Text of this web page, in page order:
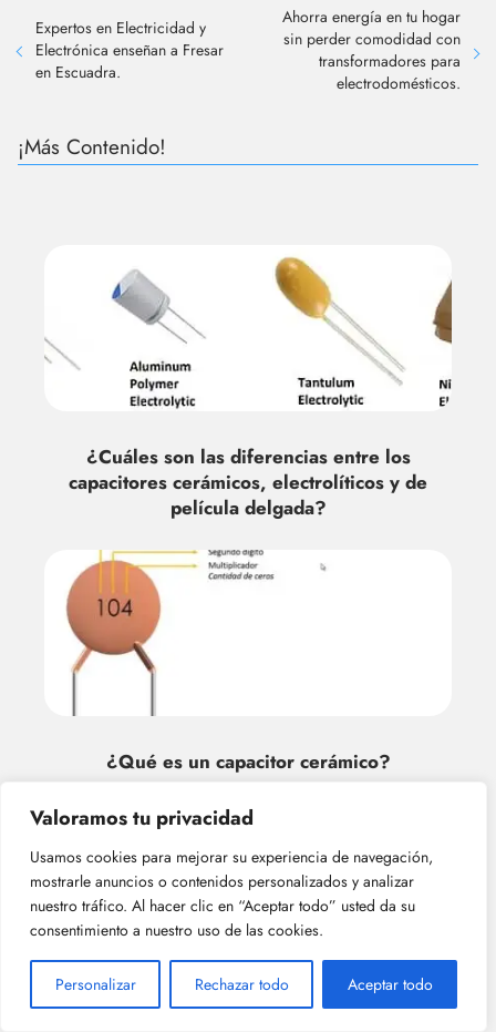
Valoramos tu privacidad
Usamos cookies para mejorar su experiencia de navegación,
mostrarle anuncios o contenidos personalizados y analizar
nuestro tráfico. Al hacer clic en “Aceptar todo” usted da su
consentimiento a nuestro uso de las cookies.
Personalizar Rechazar todo Aceptar todo
Expertos en Electricidad y
Electrónica enseñan a Fresar
en Escuadra.
Ahorra energía en tu hogar
sin perder comodidad con
transformadores para
electrodomésticos.
¡Más Contenido!
¿Cuáles son las diferencias entre los
capacitores cerámicos, electrolíticos y de
película delgada?
¿Qué es un capacitor cerámico?
¿Por qué se utilizan los capacitor